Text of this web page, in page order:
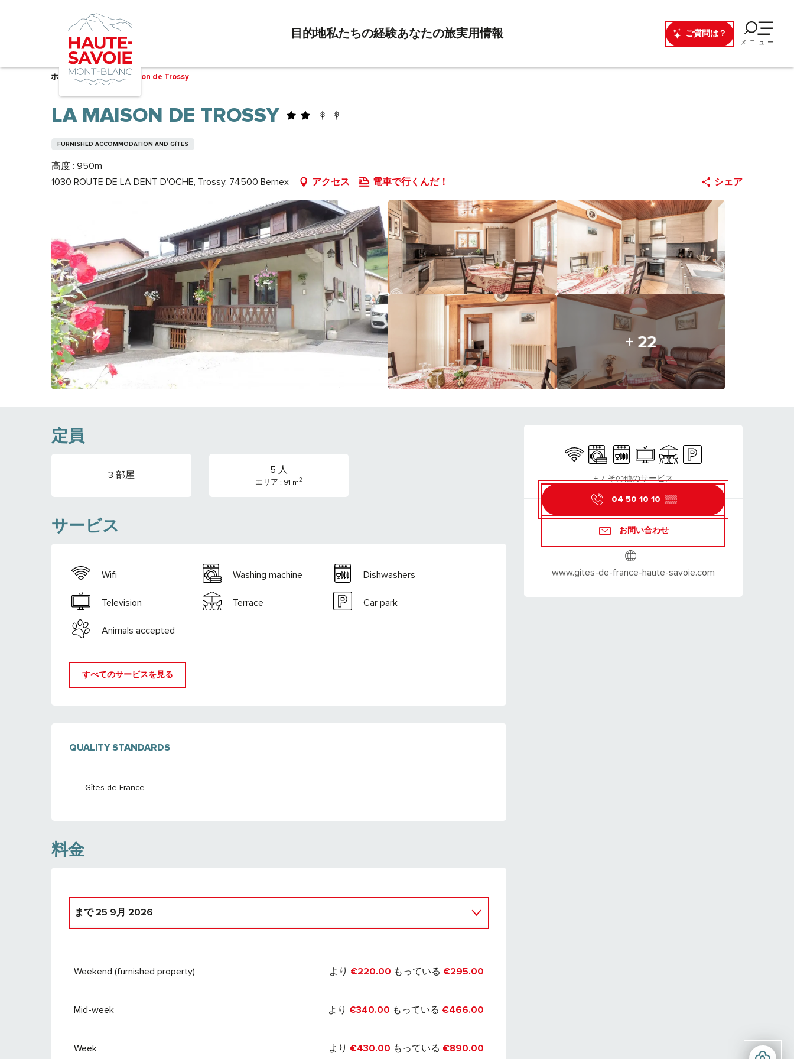
ご質問は？
メニュー
目的地私たちの経験あなたの旅実用情報
ホーム – 準備中 La Maison de Trossy
LA MAISON DE TROSSY
FURNISHED ACCOMMODATION AND GÎTES
高度 : 950m
1030 ROUTE DE LA DENT D'OCHE, Trossy, 74500 Bernex
アクセス 電車で行くんだ！ シェア
+ 22
営業時間と連絡先
Wifi Washing machine
Dishwashers
TelevisionTerraceCar park
+ 7 その他のサービス
04 50 10 10 ▒▒
お問い合わせ
www.gites-de-france-haute-savoie.com
定員
3 部屋 5 人
エリア : 91 m2
サービス
Wifi Washing machine Dishwashers
Television Terrace Car park
Animals accepted
すべてのサービスを見る
サービス
QUALITY STANDARDS
QUALITY STANDARDS
Gîtes de France
料金
まで25 9月 2026
Weekend (furnished property) より €220.00 もっている €295.00
Mid-week より €340.00 もっている €466.00
Week より €430.00 もっている €890.00